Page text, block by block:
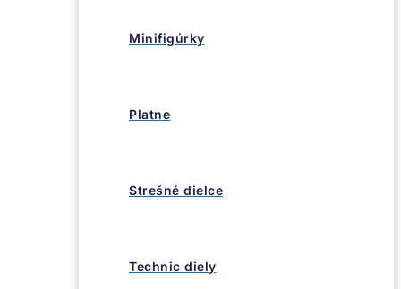
Minifigúrky
Platne
Strešné dielce
Technic diely